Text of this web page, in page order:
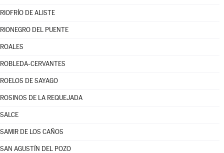
RIOFRÍO DE ALISTE
RIONEGRO DEL PUENTE
ROALES
ROBLEDA-CERVANTES
ROELOS DE SAYAGO
ROSINOS DE LA REQUEJADA
SALCE
SAMIR DE LOS CAÑOS
SAN AGUSTÍN DEL POZO